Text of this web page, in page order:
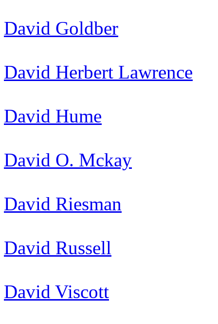
David Goldber
David Herbert Lawrence
David Hume
David O. Mckay
David Riesman
David Russell
David Viscott